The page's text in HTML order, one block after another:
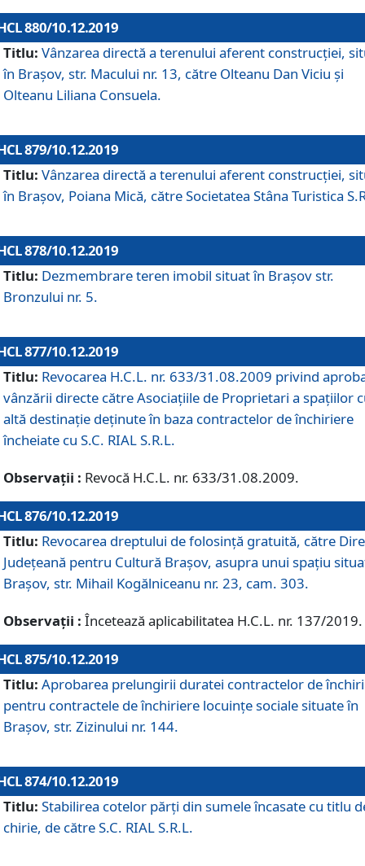
880/10.12.2019
Titlu: Vânzarea directă a terenului aferent construcției,
în Brașov, str. Macului nr. 13, către Olteanu Dan Viciu și
Olteanu Liliana Consuela.
879/10.12.2019
Titlu: Vânzarea directă a terenului aferent construcției,
în Brașov, Poiana Mică, către Societatea Stâna Turistica
878/10.12.2019
Titlu: Dezmembrare teren imobil situat în Brașov str.
Bronzului nr. 5.
877/10.12.2019
Titlu: Revocarea H.C.L. nr. 633/31.08.2009 privind
vânzării directe către Asociațiile de Proprietari a spațiilor
altă destinație deținute în baza contractelor de închiriere
încheiate cu S.C. RIAL S.R.L.
Observații : Revocă H.C.L. nr. 633/31.08.2009.
876/10.12.2019
Titlu: Revocarea dreptului de folosinţă gratuită, către
Judeţeană pentru Cultură Braşov, asupra unui spaţiu
Braşov, str. Mihail Kogălniceanu nr. 23, cam. 303.
Observații : Încetează aplicabilitatea H.C.L. nr. 137/2019.
875/10.12.2019
Titlu: Aprobarea prelungirii duratei contractelor de
pentru contractele de închiriere locuinţe sociale situate în
Braşov, str. Zizinului nr. 144.
874/10.12.2019
Titlu: Stabilirea cotelor părți din sumele încasate cu titlu
chirie, de către S.C. RIAL S.R.L.